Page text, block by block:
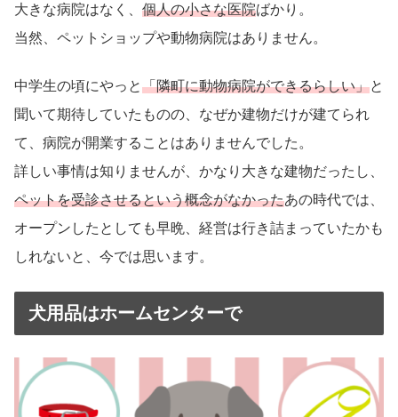
大きな病院はなく、 個人の小さな医院ばかり。
当然、ペットショップや動物病院はありません。
中学生の頃にやっと「隣町に動物病院ができるらしい」と
聞いて期待していたものの、なぜか建物だけが建てられ
て、病院が開業することはありませんでした。
詳しい事情は知りませんが、かなり大きな建物だったし、
ペットを受診させるという概念がなかったあの時代では、
オープンしたとしても早晩、経営は行き詰まっていたかも
しれないと、今では思います。
犬用品はホームセンターで